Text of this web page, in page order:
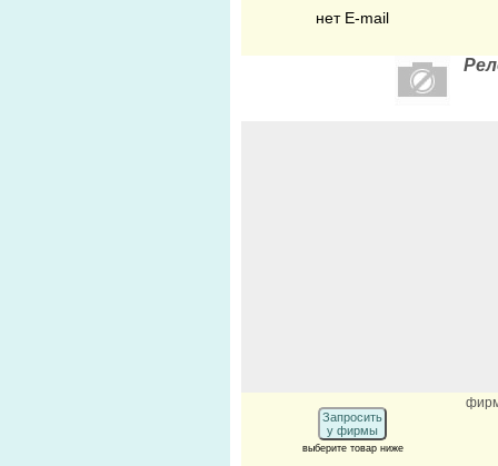
нет E-mail
Запросить
у фирмы
выберите товар ниже